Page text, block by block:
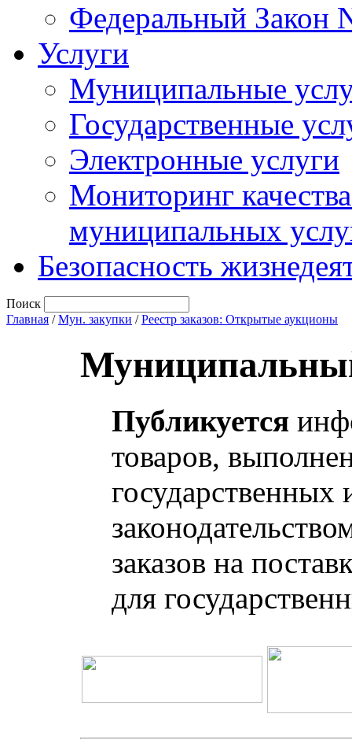
Федеральный Закон
Услуги
Муниципальные
Государственные
Электронные услуги
Мониторинг
муниципальных
Безопасность
Поиск
Главная /Мун. закупки /Реестр заказов: Открытые аукционы
Публикуется
товаров,
заказов на
для